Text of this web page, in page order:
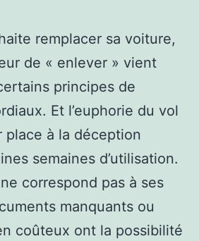
remplacer sa voiture,
de « enlever » vient
principes de
Et l’euphorie du vol
place à la déception
semaines d’utilisation.
correspond pas à ses
manquants ou
coûteux ont la possibilité